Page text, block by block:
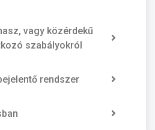
vagy közérdekű
szabályokról
rendszer